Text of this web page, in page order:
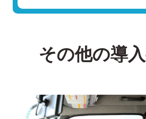
その他の導